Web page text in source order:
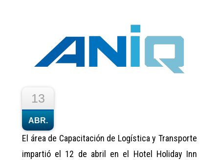
13
ABR.
El área de Capacitación de Logística y Transporte
impartió el 12 de abril en el Hotel Holiday Inn